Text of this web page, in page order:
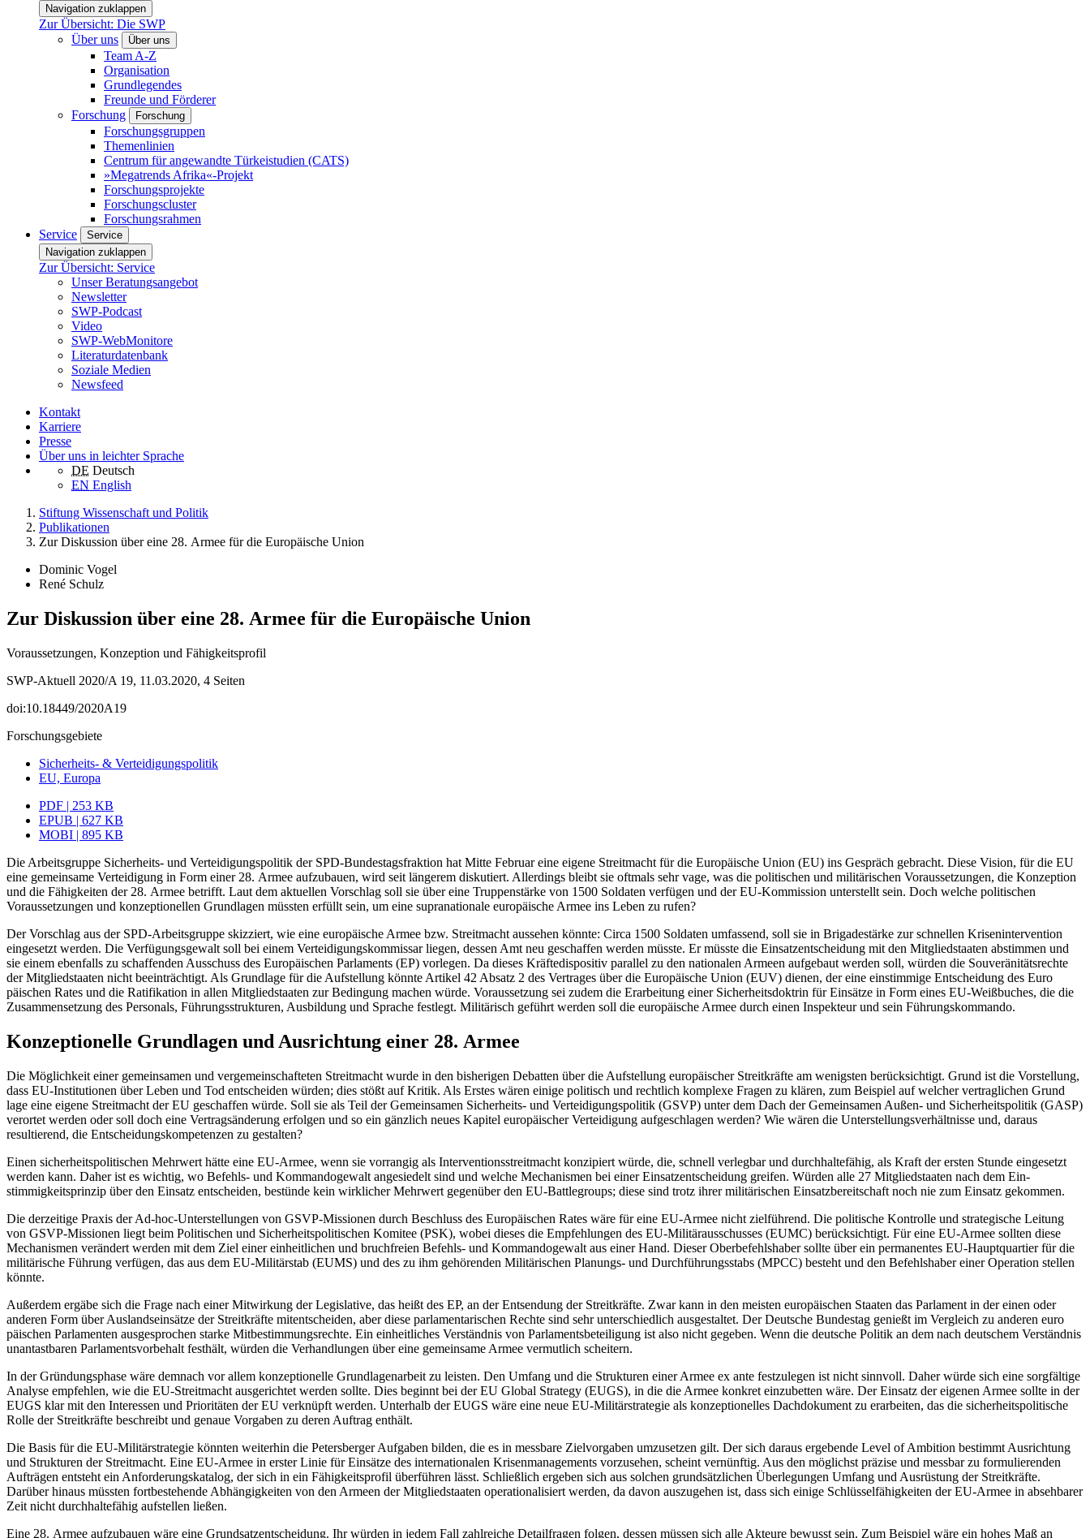
Navigation zuklappen
Zur Übersicht: Die SWP
Über uns
Über uns
Team A-Z
Organisation
Grundlegendes
Freunde und Förderer
Forschung
Forschung
Forschungsgruppen
Themenlinien
Centrum für angewandte Türkeistudien (CATS)
»Megatrends Afrika«-Projekt
Forschungsprojekte
Forschungscluster
Forschungsrahmen
Service
Service
Navigation zuklappen
Zur Übersicht: Service
Unser Beratungsangebot
Newsletter
SWP-Podcast
Video
SWP-WebMonitore
Literaturdatenbank
Soziale Medien
Newsfeed
Kontakt
Karriere
Presse
Über uns in leichter Sprache
DE Deutsch
EN English
Stiftung Wissenschaft und Politik
Publikationen
Zur Diskussion über eine 28. Armee für die Europäische Union
Dominic Vogel
René Schulz
Zur Diskussion über eine 28. Armee für die Europäische Union
Voraussetzungen, Konzeption und Fähigkeitsprofil
SWP-Aktuell 2020/A 19, 11.03.2020, 4 Seiten
doi:10.18449/2020A19
Forschungsgebiete
Sicherheits- & Verteidigungspolitik
EU, Europa
PDF | 253 KB
EPUB | 627 KB
MOBI | 895 KB
Die Arbeitsgruppe Sicherheits- und Verteidigungspolitik der SPD-Bundestags­fraktion hat Mitte Februar eine eigene Streitmacht für die Europäische Union (EU) ins Gespräch gebracht. Diese Vision, für die EU
eine gemeinsame Verteidigung in Form einer 28. Armee aufzubauen, wird seit längerem diskutiert. Allerdings bleibt sie oftmals sehr vage, was die politischen und militärischen Voraussetzungen, die Konzeption
und die Fähigkeiten der 28. Armee betrifft. Laut dem aktuellen Vor­schlag soll sie über eine Truppenstärke von 1500 Soldaten verfügen und der EU-Kommission unter­stellt sein. Doch welche politischen
Voraussetzungen und konzeptionellen Grundlagen müssten erfüllt sein, um eine supranationale europäische Armee ins Leben zu rufen?
Der Vorschlag aus der SPD-Arbeitsgruppe skizziert, wie eine europäische Armee bzw. Streitmacht aus­sehen könnte: Circa 1500 Soldaten umfas­send, soll sie in Brigade­stärke zur schnel­len Krisenintervention
eingesetzt werden. Die Verfügungsgewalt soll bei einem Ver­teidi­gungskommissar liegen, dessen Amt neu geschaffen werden müsste. Er müsste die Einsatzentscheidung mit den Mitglied­staaten abstimmen und
sie einem ebenfalls zu schaffenden Aus­schuss des Europäischen Parlaments (EP) vor­legen. Da dieses Kräfte­dispositiv parallel zu den nationalen Armeen aufgebaut werden soll, würden die Souverä­nitäts­rechte
der Mitgliedstaaten nicht be­ein­träch­tigt. Als Grundlage für die Aufstel­lung könnte Artikel 42 Absatz 2 des Vertra­ges über die Europäische Union (EUV) dienen, der eine einstimmige Entscheidung des Euro­
päischen Rates und die Ratifikation in allen Mitglied­staaten zur Bedingung machen würde. Vor­aussetzung sei zudem die Er­arbeitung einer Sicherheitsdoktrin für Ein­sätze in Form eines EU-Weißbuches, die die
Zusammensetzung des Personals, Füh­rungs­strukturen, Ausbildung und Sprache fest­legt. Militä­risch geführt werden soll die euro­päische Armee durch einen Inspekteur und sein Führungskommando.
Konzeptionelle Grundlagen und Ausrichtung einer 28. Armee
Die Möglichkeit einer gemeinsamen und vergemeinschafteten Streitmacht wurde in den bisherigen Debatten über die Aufstellung europäischer Streitkräfte am wenigsten berücksichtigt. Grund ist die Vorstellung,
dass EU-Institutionen über Leben und Tod entscheiden würden; dies stößt auf Kritik. Als Erstes wären einige politisch und recht­lich komplexe Fragen zu klären, zum Bei­spiel auf welcher vertraglichen Grund­
lage eine eigene Streit­macht der EU ge­schaffen würde. Soll sie als Teil der Gemein­sa­men Sicherheits- und Verteidigungs­politik (GSVP) unter dem Dach der Gemein­samen Außen- und Sicherheitspolitik (GASP)
ver­ortet werden oder soll doch eine Vertragsänderung erfolgen und so ein gänz­lich neues Kapi­tel europäischer Verteidigung aufgeschlagen werden? Wie wären die Unterstellungsverhältnisse und, daraus
resultierend, die Ent­scheidungskompetenzen zu gestalten?
Einen sicherheitspolitischen Mehrwert hätte eine EU-Armee, wenn sie vorrangig als Interventionsstreitmacht konzipiert würde, die, schnell verlegbar und durch­haltefähig, als Kraft der ersten Stunde ein­gesetzt
werden kann. Daher ist es wichtig, wo Befehls- und Kommandogewalt ange­siedelt sind und welche Mechanismen bei einer Einsatzentscheidung greifen. Würden alle 27 Mitgliedstaaten nach dem Ein­
stimmigkeitsprinzip über den Einsatz ent­scheiden, bestünde kein wirk­licher Mehr­wert gegenüber den EU-Battle­groups; diese sind trotz ihrer militä­rischen Einsatz­bereit­schaft noch nie zum Einsatz gekommen.
Die derzeitige Praxis der Ad-hoc-Unter­stellungen von GSVP-Missionen durch Beschluss des Europäischen Rates wäre für eine EU-Armee nicht zielführend. Die poli­ti­sche Kontrolle und strategische Lei­tung
von GSVP-Missionen liegt beim Politi­schen und Sicherheitspolitischen Ko­mitee (PSK), wobei dieses die Empfehlungen des EU-Militärausschusses (EUMC) berücksichtigt. Für eine EU-Armee sollten diese
Mechanismen verändert werden mit dem Ziel einer einheitlichen und bruchfreien Befehls- und Kommandogewalt aus einer Hand. Dieser Oberbefehlshaber sollte über ein per­ma­nentes EU-Hauptquartier für die
militä­ri­sche Führung verfügen, das aus dem EU-Militärstab (EUMS) und des zu ihm gehören­den Militärischen Planungs- und Durchführungs­stabs (MPCC) besteht und den Befehls­haber einer Operation stellen
könnte.
Außerdem ergäbe sich die Frage nach einer Mitwirkung der Legislative, das heißt des EP, an der Ent­sendung der Streitkräfte. Zwar kann in den meisten europäischen Staaten das Par­la­ment in der einen oder
ande­ren Form über Auslandseinsätze der Streit­kräfte mit­entscheiden, aber diese par­la­mentarischen Rechte sind sehr unter­schied­lich ausgestaltet. Der Deut­sche Bundes­tag genießt im Ver­gleich zu anderen euro­
päischen Par­la­menten ausge­sprochen starke Mitbestimmungsrechte. Ein einheit­liches Verständnis von Parlamentsbeteiligung ist also nicht ge­ge­ben. Wenn die deutsche Politik an dem nach deut­schem Verständnis
un­antastbaren Parlamentsvorbehalt fest­hält, würden die Verhandlungen über eine gemeinsame Armee ver­mutlich scheitern.
In der Gründungsphase wäre demnach vor allem konzeptionelle Grundlagenarbeit zu leisten. Den Umfang und die Strukturen einer Armee ex ante festzulegen ist nicht sinn­voll. Daher würde sich eine sorg­fältige
Analyse empfehlen, wie die EU-Streitmacht ausgerichtet werden sollte. Dies beginnt bei der EU Global Strategy (EUGS), in die die Armee kon­kret einzubetten wäre. Der Ein­satz der eigenen Armee sollte in der
EUGS klar mit den Interessen und Prioritäten der EU ver­knüpft werden. Unterhalb der EUGS wäre eine neue EU-Militär­strate­gie als konzep­tionelles Dachdokument zu er­arbei­ten, das die sicherheitspolitische
Rolle der Streit­kräfte beschreibt und genaue Vor­gaben zu deren Auftrag enthält.
Die Basis für die EU-Militärstrategie könn­ten weiterhin die Petersberger Auf­gaben bilden, die es in messbare Ziel­vorgaben umzusetzen gilt. Der sich dar­aus ergebende Level of Ambition bestimmt Ausrichtung
und Strukturen der Streitmacht. Eine EU-Armee in erster Linie für Ein­sätze des internationalen Krisenmanage­ments vorzusehen, scheint vernünftig. Aus den möglichst präzise und messbar zu for­mulierenden
Aufträgen entsteht ein Anfor­derungskatalog, der sich in ein Fähig­keits­profil überführen lässt. Schließlich ergeben sich aus solchen grundsätzlichen Über­legungen Umfang und Ausrüstung der Streitkräfte.
Darüber hinaus müssten fortbestehende Abhängigkeiten von den Armeen der Mitgliedstaaten operationalisiert werden, da davon auszugehen ist, dass sich einige Schlüsselfähigkeiten der EU-Armee in absehbarer
Zeit nicht durchhaltefähig aufstellen ließen.
Eine 28. Armee aufzubauen wäre eine Grundsatzentscheidung. Ihr würden in jedem Fall zahlreiche Detailfragen folgen, dessen müssen sich alle Akteure bewusst sein. Zum Beispiel wäre ein hohes Maß an